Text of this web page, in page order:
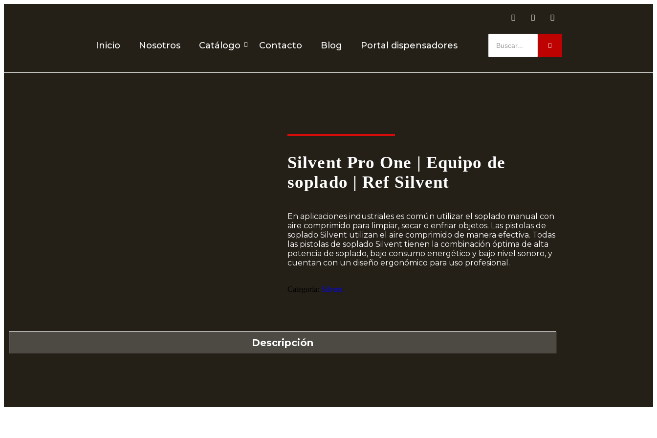
Inicio Nosotros Catálogo Contacto Blog Portal dispensadores
Silvent Pro One | Equipo de
soplado | Ref Silvent
En aplicaciones industriales es común utilizar el soplado manual con
aire comprimido para limpiar, secar o enfriar objetos. Las pistolas de
soplado Silvent utilizan el aire comprimido de manera efectiva. Todas
las pistolas de soplado Silvent tienen la combinación óptima de alta
potencia de soplado, bajo consumo energético y bajo nivel sonoro, y
cuentan con un diseño ergonómico para uso profesional.
Categoría: Silvent
Descripción